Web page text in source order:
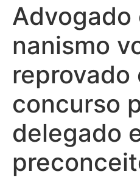
Advogado
nanismo
reprovado
concurso
delegado